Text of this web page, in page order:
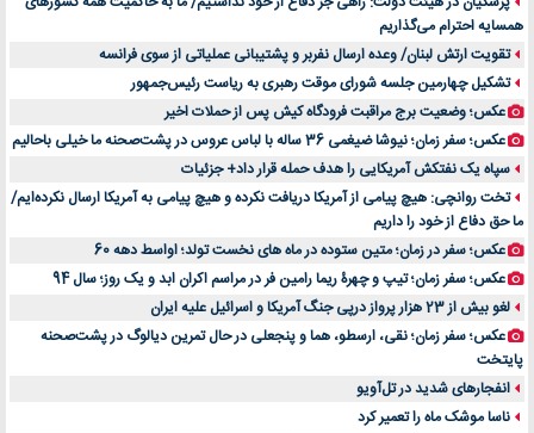
اهمیت انتخاب بهترین وکیل در سعادت آباد برای پرونده‌های حساس و کلان
لیفتراک صفر؛ راهنمای جامع خرید، قیمت و فروش در ایران
راهنمای جامع بهترین کفش ورزشی برای دویدن و استفاده روزمره | بررسی ۱۲ مدل برتر
همسایه احترام می‌گذاریم
تقویت ارتش لبنان/ وعده ارسال نفربر و پشتیبانی عملیاتی از سوی فرانسه
تشکیل چهارمین جلسه شورای موقت رهبری به ریاست رئیس‌جمهور
عکس؛ وضعیت برج مراقبت فرودگاه کیش پس از حملات اخیر
عکس؛ سفر زمان؛ نیوشا ضیغمی 36 ساله با لباس عروس در پشت‌صحنه ما خیلی باحالیم
سپاه یک نفتکش آمریکایی را هدف حمله قرار داد+ جزئیات
تخت روانچی: هیچ پیامی از آمریکا دریافت نکرده و هیچ پیامی به آمریکا ارسال نکرده‌ایم/
ما حق دفاع از خود را داریم
عکس؛ سفر در زمان؛ متین ستوده در ماه های نخست تولد؛ اواسط دهه 60
عکس؛ سفر زمان؛ تیپ و چهرۀ ریما رامین فر در مراسم اکران ابد و یک روز؛ سال 94
لغو بیش از 23 هزار پرواز درپی جنگ آمریکا و اسرائیل علیه ایران
عکس؛ سفر زمان؛ نقی، ارسطو، هما و پنجعلی در حال تمرین دیالوگ در پشت‌صحنه
پایتخت
انفجارهای شدید در تل‌آویو
ناسا موشک ماه را تعمیر کرد